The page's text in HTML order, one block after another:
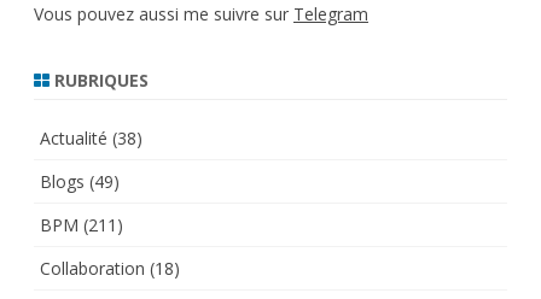
Vous pouvez aussi me suivre sur Telegram
RUBRIQUES
Actualité (38)
Blogs (49)
BPM (211)
Collaboration (18)